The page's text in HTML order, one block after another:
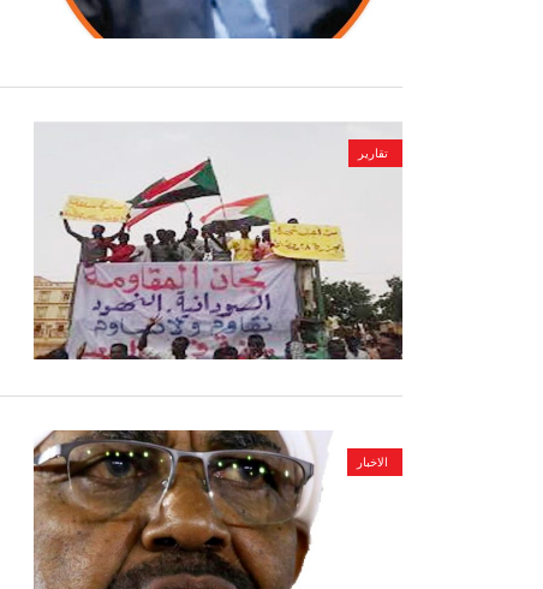
تقارير
الاخبار